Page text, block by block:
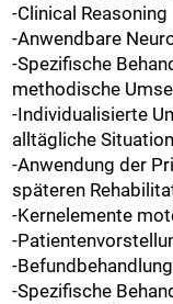
-Clinical Reasoning
-Anwendbare
-Spezifische
methodische
-Individualisierte
alltägliche
-Anwendung der
späteren
-Kernelemente
-
-
-Spezifische